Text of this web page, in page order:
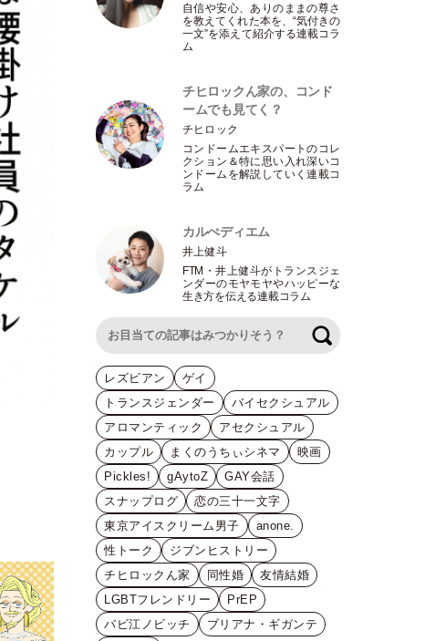
自信や安心、ありのままの尊さ
を教えてくれた本を、“気付きの
一文”を添えて紹介する連載コラ
ム
チヒロックん家の、コンド
ームでも見てく？
チヒロック
コンドームエキスパートのコレ
クション＆特に思い入れ深いコ
ンドームを解説していく連載コ
ラム
カルぺディエム
井上健斗
FTM ・井上健斗がトランスジェ
ンダーのモヤモヤやハッピーな
生き方を伝える連載コラム
レズビアン
ゲイ
トランスジェンダー
バイセクシュアル
アロマンティック
アセクシュアル
カップル
まくのうちぃシネマ
映画
Pickles!
gAytoZ
GAY会話
スナップログ
恋の三十一文字
東京アイスクリーム男子
anone.
性トーク
ジブンヒストリー
チヒロックん家
同性婚
友情結婚
LGBTフレンドリー
PrEP
バビ江ノビッチ
ブリアナ・ギガンテ